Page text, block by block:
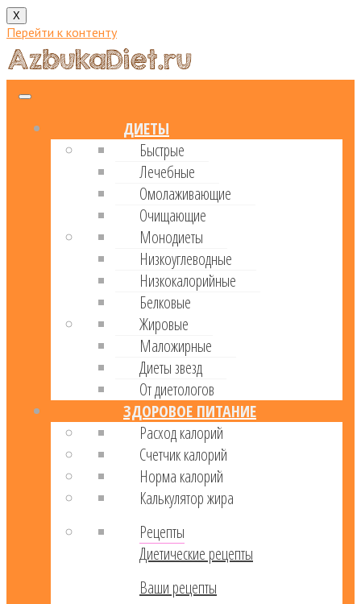
X
Перейти к контенту
ДИЕТЫ
Быстрые
Лечебные
Омолаживающие
Очищающие
Монодиеты
Низкоуглеводные
Низкокалорийные
Белковые
Жировые
Маложирные
Диеты звезд
От диетологов
ЗДОРОВОЕ ПИТАНИЕ
Расход калорий
Cчетчик калорий
Норма калорий
Калькулятор жира
Рецепты
Диетические рецепты
Ваши рецепты